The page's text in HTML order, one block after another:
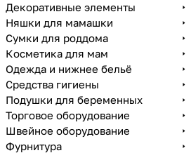
Декоративные элементы
Няшки для мамашки
Сумки для роддома
Косметика для мам
Одежда и нижнее бельё
Средства гигиены
Подушки для беременных
Торговое оборудование
Швейное оборудование
Фурнитура